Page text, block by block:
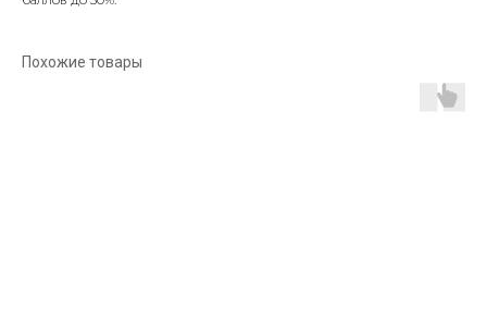
Похожие товары